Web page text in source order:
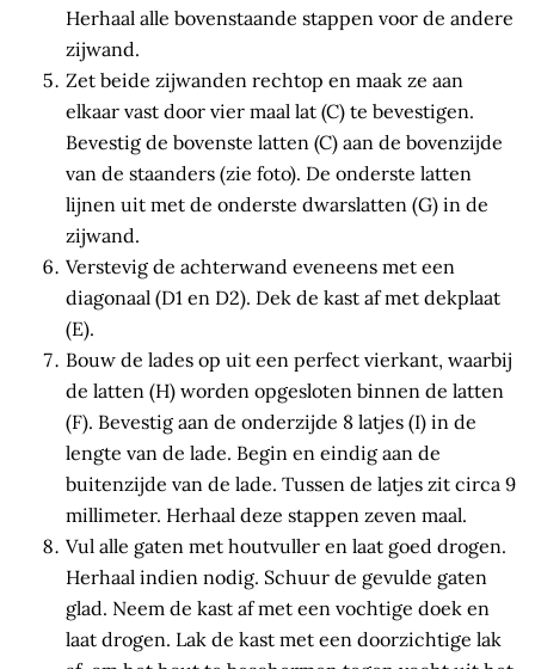
Herhaal alle bovenstaande stappen voor de andere
zijwand.
Zet beide zijwanden rechtop en maak ze aan
elkaar vast door vier maal lat (C) te bevestigen.
Bevestig de bovenste latten (C) aan de bovenzijde
van de staanders (zie foto). De onderste latten
lijnen uit met de onderste dwarslatten (G) in de
zijwand.
Verstevig de achterwand eveneens met een
diagonaal (D1 en D2). Dek de kast af met dekplaat
(E).
Bouw de lades op uit een perfect vierkant, waarbij
de latten (H) worden opgesloten binnen de latten
(F). Bevestig aan de onderzijde 8 latjes (I) in de
lengte van de lade. Begin en eindig aan de
buitenzijde van de lade. Tussen de latjes zit circa 9
millimeter. Herhaal deze stappen zeven maal.
Vul alle gaten met houtvuller en laat goed drogen.
Herhaal indien nodig. Schuur de gevulde gaten
glad. Neem de kast af met een vochtige doek en
laat drogen. Lak de kast met een doorzichtige lak